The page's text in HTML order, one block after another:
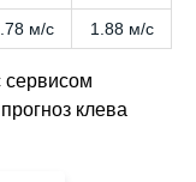
м/с 1.88 м/с
сервисом
клева